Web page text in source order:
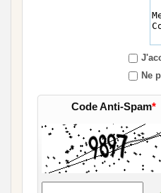
Ne
Code Anti-Spam*